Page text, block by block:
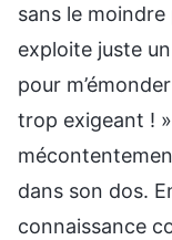
sans le
exploite juste
pour
trop exigeant !
dans son dos.
connaissance